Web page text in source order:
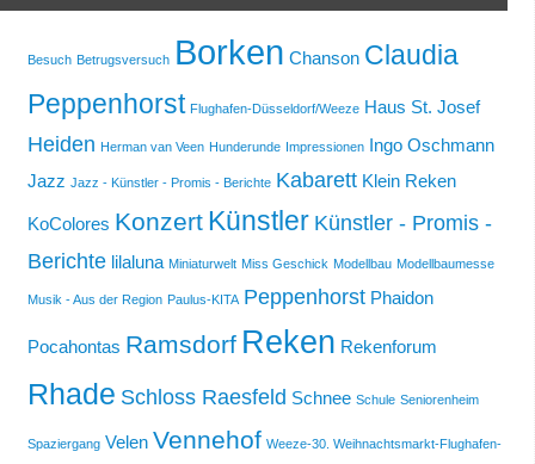
Besuch Betrugsversuch Borken Chanson Claudia
Peppenhorst Flughafen-Düsseldorf/Weeze Haus St. Josef
Heiden Herman van Veen Hunderunde Impressionen Ingo Oschmann
Jazz Jazz - Künstler - Promis - Berichte Kabarett Klein Reken
KoColores Konzert Künstler Künstler - Promis -
Berichte lilaluna Miniaturwelt Miss Geschick Modellbau Modellbaumesse
Musik - Aus der Region Paulus-KITA Peppenhorst Phaidon
Pocahontas Ramsdorf Reken Rekenforum
Rhade Schloss Raesfeld Schnee Schule Seniorenheim
Spaziergang Velen Vennehof Weeze-30. Weihnachtsmarkt-Flughafen-